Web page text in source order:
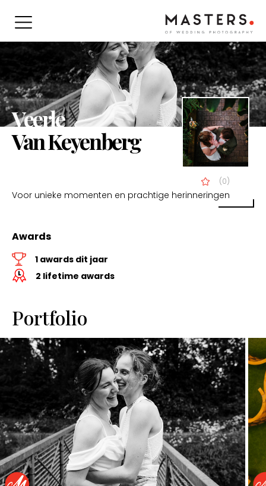
Veerle
Van Keyenberg
(0)
Voor unieke momenten en prachtige herinneringen
Awards
1 awards dit jaar
2 lifetime awards
Portfolio